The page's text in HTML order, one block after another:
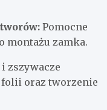
Pomocne
montażu zamka.
zszywacze
folii oraz tworzenie